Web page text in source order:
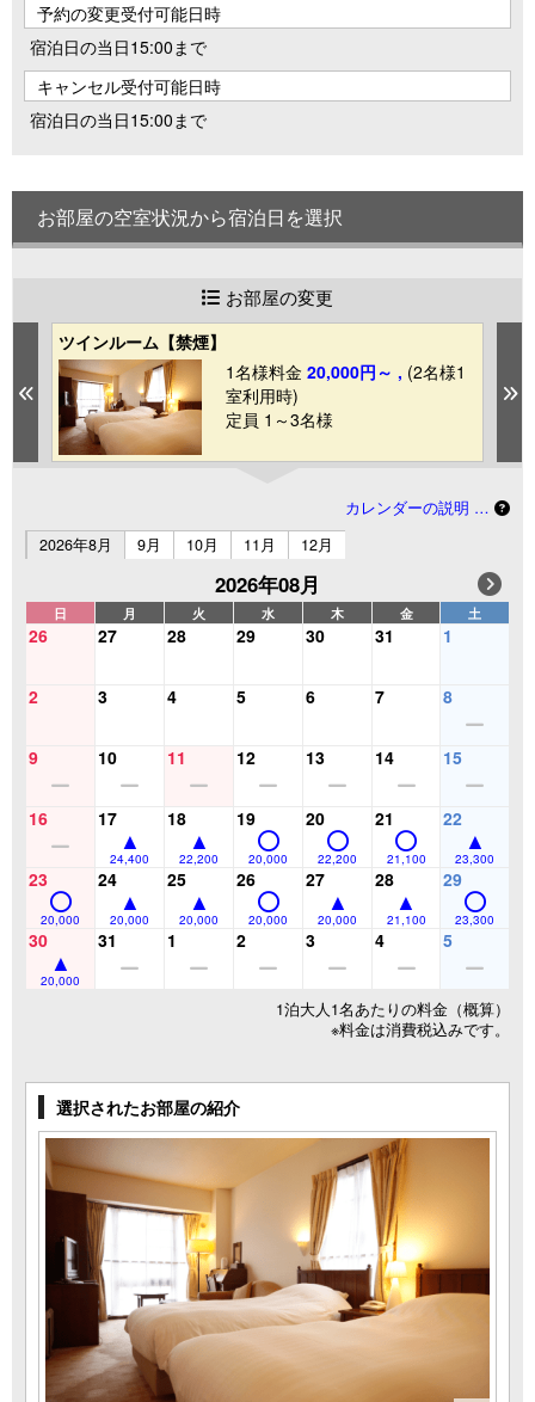
予約の変更受付可能日時
宿泊日の当日15:00まで
キャンセル受付可能日時
宿泊日の当日15:00まで
お部屋の空室状況から宿泊日を選択
お部屋の変更
Previous
ツインルーム【禁煙】
1名様料金 20,000円～ , (2名様1
室利用時)
定員 1～3名様
カレンダーの説明 …
2026年8月
9月 10月 11月 12月
2026年08月
日 月 火 水 木 金 土
26 27 28 29 30 31 1
2 3 4 5 6 7 8
9 10 11 12 13 14 15
16 17
24,400
18
22,200
19
20,000
20
22,200
21
21,100
22
23,300
23
20,000
24
20,000
25
20,000
26
20,000
27
20,000
28
21,100
29
23,300
30
20,000
31 1 2 3 4 5
1泊大人1名あたりの料金（概算）
※料金は消費税込みです。
選択されたお部屋の紹介